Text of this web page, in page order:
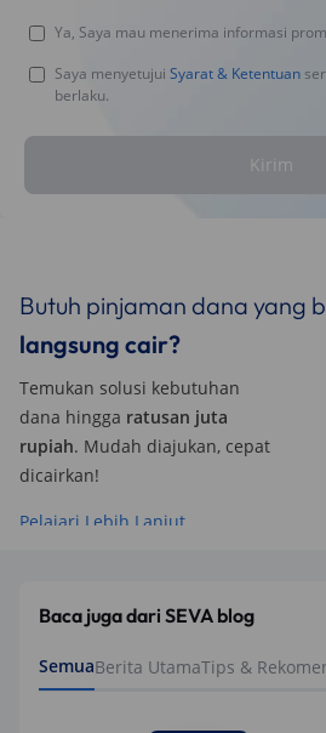
Ya, Saya mau menerima informasi
Saya menyetujui Syarat & Ketentuan
berlaku.
Kirim
Butuh pinjaman dana yang
langsung cair?
Temukan solusi kebutuhan
dana hingga ratusan juta
rupiah. Mudah diajukan, cepat
dicairkan!
Pelajari Lebih Lanjut
Baca juga dari SEVA blog
SemuaBerita UtamaTips &